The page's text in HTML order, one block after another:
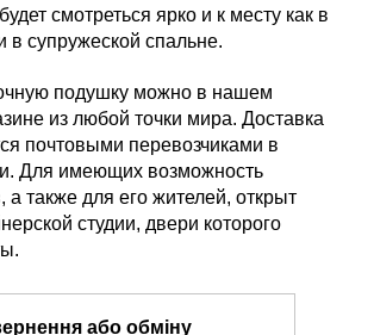
смотреться ярко и к месту как в
в супружеской спальне.
подушку можно в нашем
из любой точки мира. Доставка
почтовыми перевозчиками в
Для имеющих возможность
а также для его жителей, открыт
студии, двери которого
або обміну